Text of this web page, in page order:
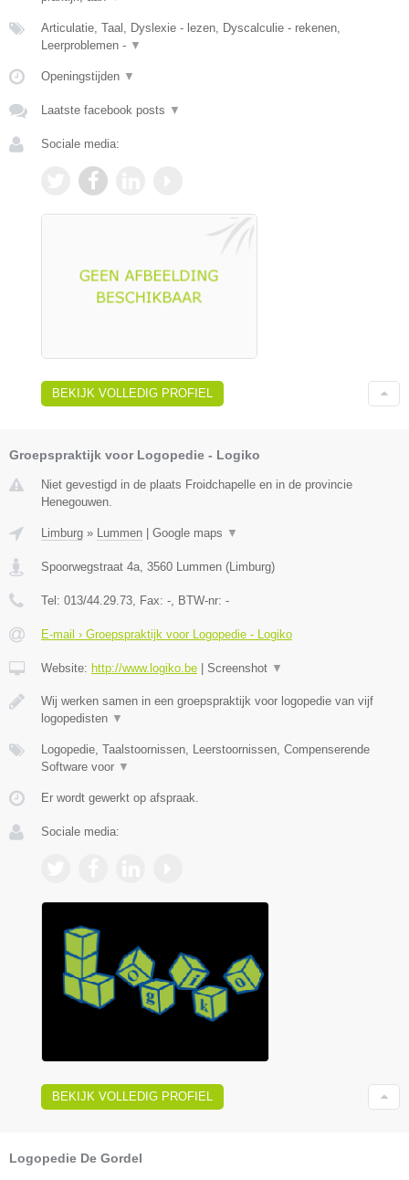
Articulatie, Taal, Dyslexie - lezen, Dyscalculie - rekenen,
Leerproblemen - ▼
Openingstijden ▼
Laatste facebook posts ▼
Sociale media:
BEKIJK VOLLEDIG PROFIEL
Groepspraktijk voor Logopedie - Logiko
Niet gevestigd in de plaats Froidchapelle en in de provincie
Henegouwen.
Limburg » Lummen | Google maps ▼
Spoorwegstraat 4a 3560 Lummen (Limburg)
Tel: 013/44.29.73 , Fax: - , BTW-nr: -
E-mail › Groepspraktijk voor Logopedie - Logiko
Website: http://www.logiko.be | Screenshot ▼
Wij werken samen in een groepspraktijk voor logopedie van vijf
logopedisten ▼
Logopedie, Taalstoornissen, Leerstoornissen, Compenserende
Software voor ▼
Er wordt gewerkt op afspraak.
Sociale media:
BEKIJK VOLLEDIG PROFIEL
Logopedie De Gordel